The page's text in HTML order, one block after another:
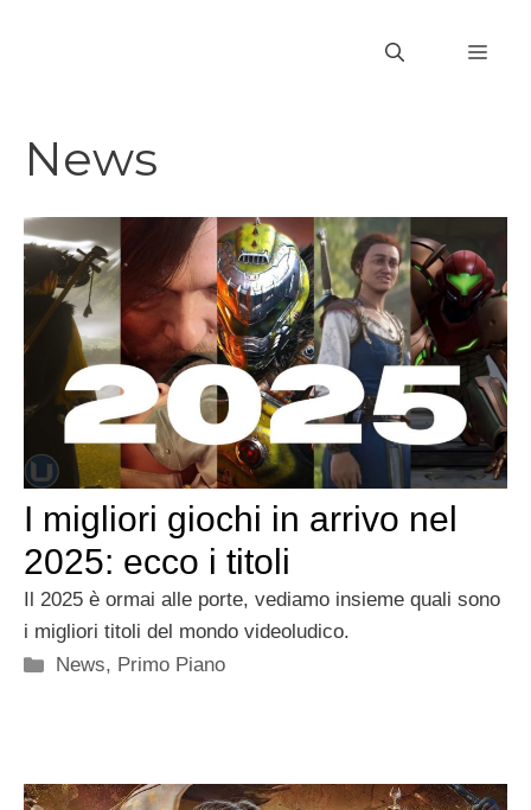
News
I migliori giochi in arrivo nel
2025: ecco i titoli
Il 2025 è ormai alle porte, vediamo insieme quali sono
i migliori titoli del mondo videoludico.
Categorie
News, Primo Piano